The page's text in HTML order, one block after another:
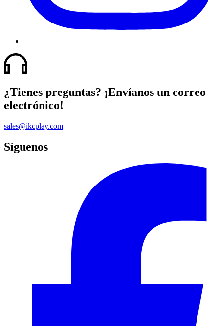
¿Tienes preguntas? ¡Envíanos un correo
electrónico!
sales@ikcplay.com
Síguenos